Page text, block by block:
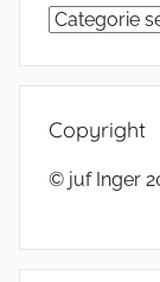
Categorieën
Copyright
© juf Inger